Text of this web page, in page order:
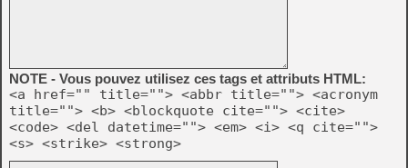
NOTE - Vous pouvez utilisez ces tags et attributs HTML:
<a href="" title=""> <abbr title=""> <acronym
title=""> <b> <blockquote cite=""> <cite>
<code> <del datetime=""> <em> <i> <q cite="">
<s> <strike> <strong>